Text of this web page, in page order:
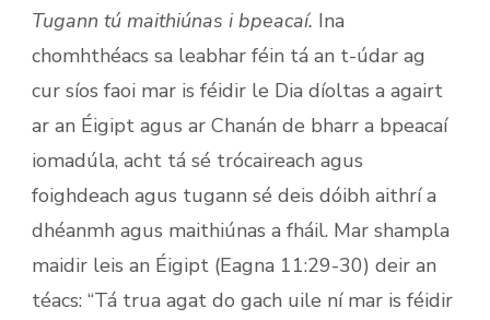
Tugann tú maithiúnas i bpeacaí. Ina
chomhthéacs sa leabhar féin tá an t-údar ag
cur síos faoi mar is féidir le Dia díoltas a agairt
ar an Éigipt agus ar Chanán de bharr a bpeacaí
iomadúla, acht tá sé trócaireach agus
foighdeach agus tugann sé deis dóibh aithrí a
dhéanmh agus maithiúnas a fháil. Mar shampla
maidir leis an Éigipt (Eagna 11:29-30) deir an
téacs: “Tá trua agat do gach uile ní mar is féidir